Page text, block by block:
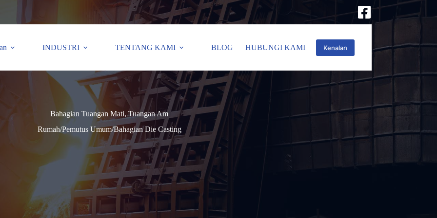
INDUSTRI TENTANG KAMI BLOG HUBUNGI KAMI Kenalan
Bahagian Tuangan Mati, Tuangan Am
Rumah/Pemutus Umum/Bahagian Die Casting